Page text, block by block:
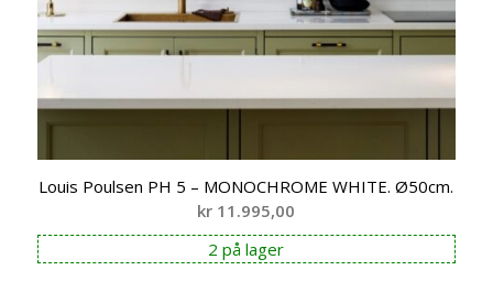
Louis Poulsen PH 5 – MONOCHROME WHITE. Ø50cm.
kr 11.995,00
2 på lager